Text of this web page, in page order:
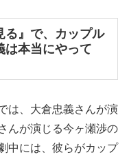
る』で、カップル
は本当にやって
は、大倉忠義さんが演
んが演じる今ヶ瀬渉の
中には、彼らがカップ